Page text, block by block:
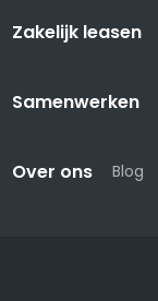
Zakelijk leasen
Samenwerken
Over ons Blog